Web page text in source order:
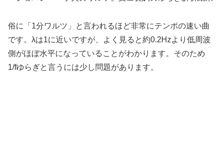
俗に「1分ワルツ」と言われるほど非常にテンポの速い曲
です。λは1に近いですが、よく見ると約0.2Hzより低周波
側がほぼ水平になっていることがわかります。そのため
1/fゆらぎと言うには少し問題があります。